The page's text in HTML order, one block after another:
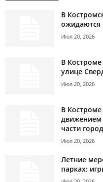
В
ожидаются
Июл 20, 2026
В Костроме
улице
Июл 20, 2026
В Костроме
движением
части
Июл 20, 2026
Летние
парках: